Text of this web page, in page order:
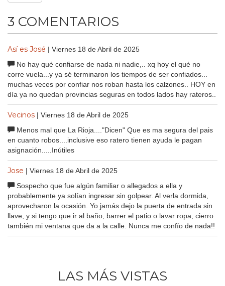
3 COMENTARIOS
Así es José | Viernes 18 de Abril de 2025
No hay qué confiarse de nada ni nadie,.. xq hoy el qué no
corre vuela...y ya sé terminaron los tiempos de ser confiados...
muchas veces por confiar nos roban hasta los calzones.. HOY en
día ya no quedan provincias seguras en todos lados hay rateros..
Vecinos | Viernes 18 de Abril de 2025
Menos mal que La Rioja...."Dicen" Que es ma segura del pais
en cuanto robos....inclusive eso ratero tienen ayuda le pagan
asignación.....Inútiles
Jose | Viernes 18 de Abril de 2025
Sospecho que fue algún familiar o allegados a ella y
probablemente ya solían ingresar sin golpear. Al verla dormida,
aprovecharon la ocasión. Yo jamás dejo la puerta de entrada sin
llave, y si tengo que ir al baño, barrer el patio o lavar ropa; cierro
también mi ventana que da a la calle. Nunca me confío de nada!!
LAS MÁS VISTAS